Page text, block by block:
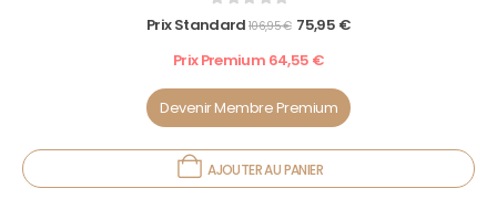
0 out of 5
Prix Standard106,95€ 75,95 €
Prix Premium 64,55 €
Devenir Membre Premium
AJOUTER AU PANIER